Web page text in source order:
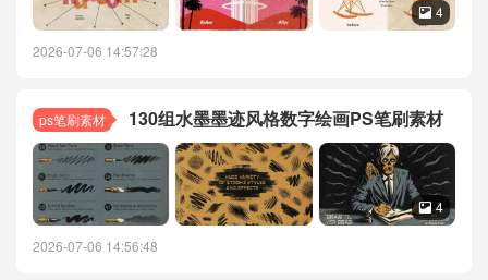
 4
2026-07-06 14:57:28
ps笔刷素材 130组水墨墨迹风格数字绘画PS笔刷素材
 4
2026-07-06 14:56:48